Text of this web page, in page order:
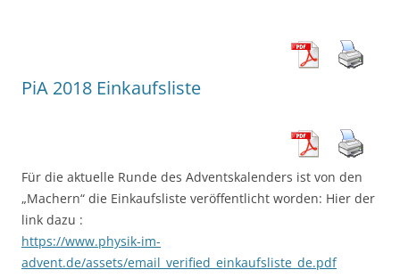
PiA 2018 Einkaufsliste
Für die aktuelle Runde des Adventskalenders ist von den
„Machern“ die Einkaufsliste veröffentlicht worden: Hier der
link dazu :
https://www.physik-im-
advent.de/assets/email_verified_einkaufsliste_de.pdf